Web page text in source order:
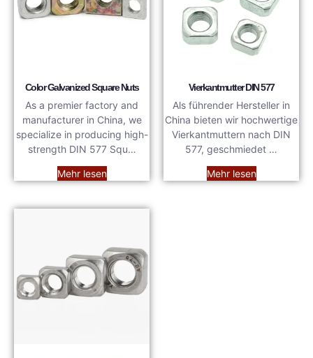
Color Galvanized Square Nuts
As a premier factory and
manufacturer in China, we
specialize in producing high-
strength DIN 577 Squ…
Mehr lesen
Vierkantmutter DIN 577
Als führender Hersteller in
China bieten wir hochwertige
Vierkantmuttern nach DIN
577, geschmiedet …
Mehr lesen